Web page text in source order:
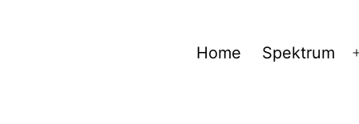
Home Spektrum